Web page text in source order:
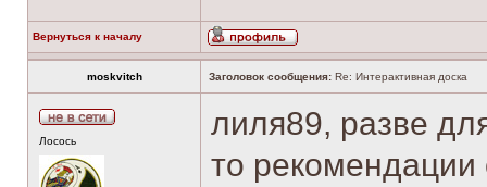
Вернуться к началу
moskvitch Заголовок сообщения: Re: Интерактивная доска
Лосось
лиля89, разве
то рекомендации